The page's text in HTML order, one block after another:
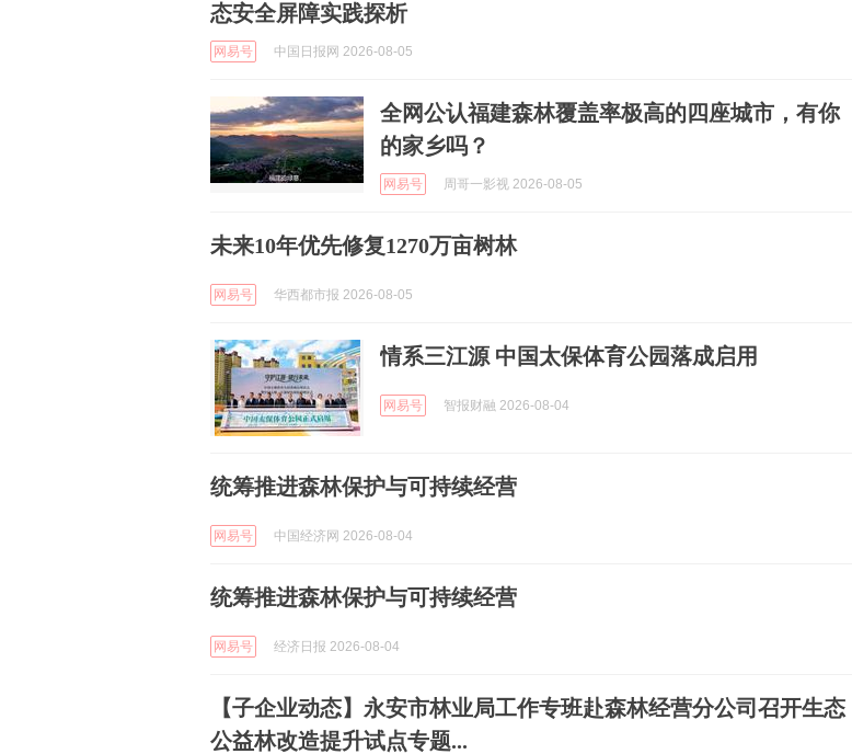
态安全屏障实践探析
网易号 中国日报网 2026-08-05
全网公认福建森林覆盖率极高的四座城市，有你
的家乡吗？
网易号 周哥一影视 2026-08-05
未来10年优先修复1270万亩树林
网易号 华西都市报 2026-08-05
情系三江源 中国太保体育公园落成启用
网易号 智报财融 2026-08-04
统筹推进森林保护与可持续经营
网易号 中国经济网 2026-08-04
统筹推进森林保护与可持续经营
网易号 经济日报 2026-08-04
【子企业动态】永安市林业局工作专班赴森林经营分公司召开生态
公益林改造提升试点专题...